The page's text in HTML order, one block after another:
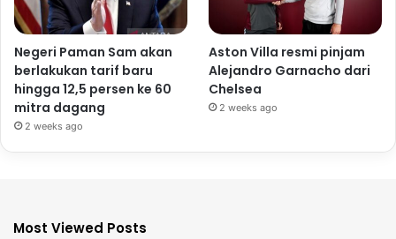
Negeri Paman Sam akan
berlakukan tarif baru
hingga 12,5 persen ke 60
mitra dagang
2 weeks ago
Aston Villa resmi pinjam
Alejandro Garnacho dari
Chelsea
2 weeks ago
Most Viewed Posts